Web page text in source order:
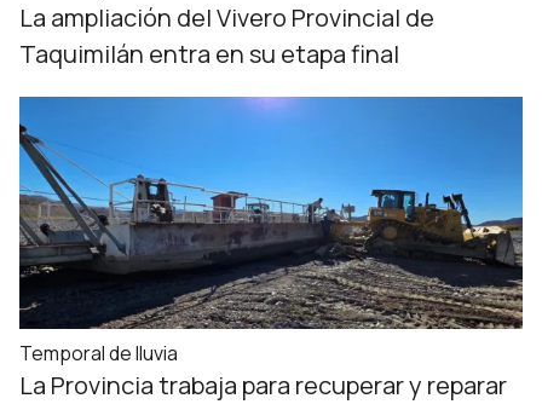
La ampliación del Vivero Provincial de
Taquimilán entra en su etapa final
Temporal de lluvia
La Provincia trabaja para recuperar y reparar